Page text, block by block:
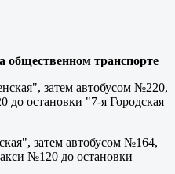
общественном транспорте
затем автобусом №220,
до остановки "7-я Городская
затем автобусом №164,
№120 до остановки